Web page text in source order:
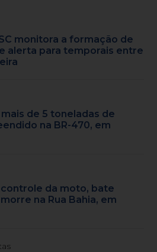
monitora a formação de
alerta para temporais entre
de 5 toneladas de
na BR-470, em
da moto, bate
na Rua Bahia, em